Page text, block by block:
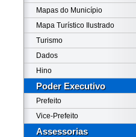
Mapas do Município
Mapa Turístico Ilustrado
Turismo
Dados
Hino
Poder Executivo
Prefeito
Vice-Prefeito
Assessorias